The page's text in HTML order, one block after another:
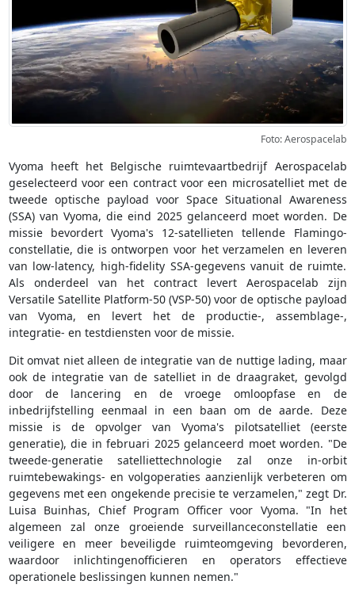
Foto: Aerospacelab
Vyoma heeft het Belgische ruimtevaartbedrijf Aerospacelab
geselecteerd voor een contract voor een microsatelliet met de
tweede optische payload voor Space Situational Awareness
(SSA) van Vyoma, die eind 2025 gelanceerd moet worden. De
missie bevordert Vyoma's 12-satellieten tellende Flamingo-
constellatie, die is ontworpen voor het verzamelen en leveren
van low-latency, high-fidelity SSA-gegevens vanuit de ruimte.
Als onderdeel van het contract levert Aerospacelab zijn
Versatile Satellite Platform-50 (VSP-50) voor de optische payload
van Vyoma, en levert het de productie-, assemblage-,
integratie- en testdiensten voor de missie.
Dit omvat niet alleen de integratie van de nuttige lading, maar
ook de integratie van de satelliet in de draagraket, gevolgd
door de lancering en de vroege omloopfase en de
inbedrijfstelling eenmaal in een baan om de aarde. Deze
missie is de opvolger van Vyoma's pilotsatelliet (eerste
generatie), die in februari 2025 gelanceerd moet worden. "De
tweede-generatie satelliettechnologie zal onze in-orbit
ruimtebewakings- en volgoperaties aanzienlijk verbeteren om
gegevens met een ongekende precisie te verzamelen," zegt Dr.
Luisa Buinhas, Chief Program Officer voor Vyoma. "In het
algemeen zal onze groeiende surveillanceconstellatie een
veiligere en meer beveiligde ruimteomgeving bevorderen,
waardoor inlichtingenofficieren en operators effectieve
operationele beslissingen kunnen nemen."